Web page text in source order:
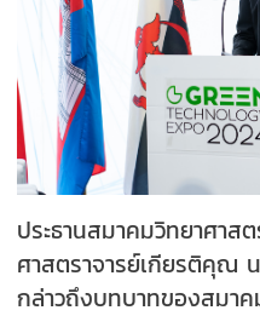
ประธานสมาคมวิทยาศาส
ศาสตราจารย์เกียรติคุณ
กล่าวถึงบทบาทของสมาค